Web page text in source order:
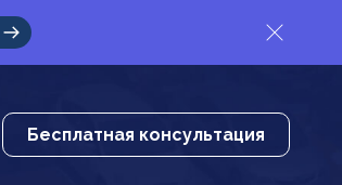
Бесплатная консультация